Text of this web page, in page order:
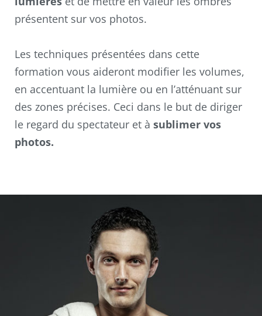
présentent sur vos photos.
Les techniques présentées dans cette
formation vous aideront modifier les volumes,
en accentuant la lumière ou en l’atténuant sur
des zones précises. Ceci dans le but de diriger
le regard du spectateur et à sublimer vos
photos.